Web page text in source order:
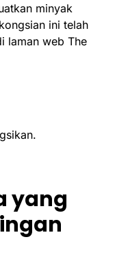
minyak
ini telah
laman web The
yang